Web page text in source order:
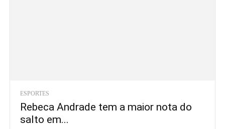
ESPORTES
Rebeca Andrade tem a maior nota do
salto em...